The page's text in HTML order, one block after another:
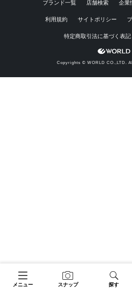
メニュー スナップ 探す
ブランド一覧 店舗検索 企業
利用規約 サイトポリシー
特定商取引法に基づく表記
Copyrights © WORLD CO.,LTD.